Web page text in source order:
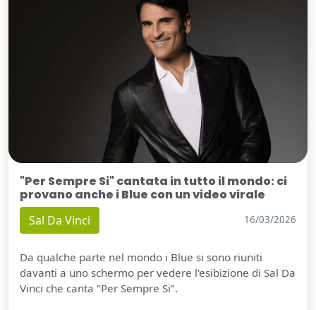
"Per Sempre Si" cantata in tutto il mondo: ci
provano anche i Blue con un video virale
Sal Da Vinci 16/03/2026
Da qualche parte nel mondo i Blue si sono riuniti
davanti a uno schermo per vedere l'esibizione di Sal Da
Vinci che canta "Per Sempre Si".